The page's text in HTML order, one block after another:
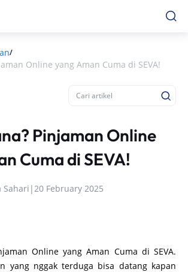
/
Online yang Aman Cuma di SEVA!
Pinjaman Online
Cuma di SEVA!
Sahari |20 February 2025
Online yang Aman Cuma di SEVA.
yang nggak terduga bisa datang kapan